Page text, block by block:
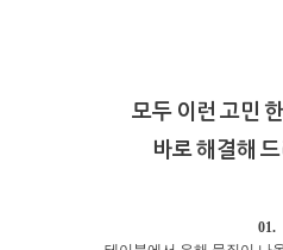
모두 이런 고민
바로 해결해
01.